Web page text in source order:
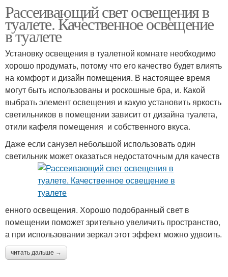
Рассеивающий свет освещения в
туалете. Качественное освещение
в туалете
Установку освещения в туалетной комнате необходимо
хорошо продумать, потому что его качество будет влиять
на комфорт и дизайн помещения. В настоящее время
могут быть использованы и роскошные бра, и. Какой
выбрать элемент освещения и какую установить яркость
светильников в помещении зависит от дизайна туалета,
отили кафеля помещения и собственного вкуса.
Даже если санузел небольшой использовать один
светильник может оказаться недостаточным для качеств
енного освещения. Хорошо подобранный свет в
помещении поможет зрительно увеличить пространство,
а при использовании зеркал этот эффект можно удвоить.
читать дальше →